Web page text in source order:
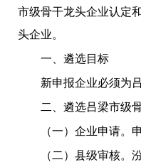
市级骨干龙头企业认定
头企业。
一、 遴选目标
新申报企业必须为
二、遴选吕梁市级
（一） 企业申请。
（二） 县级审核。